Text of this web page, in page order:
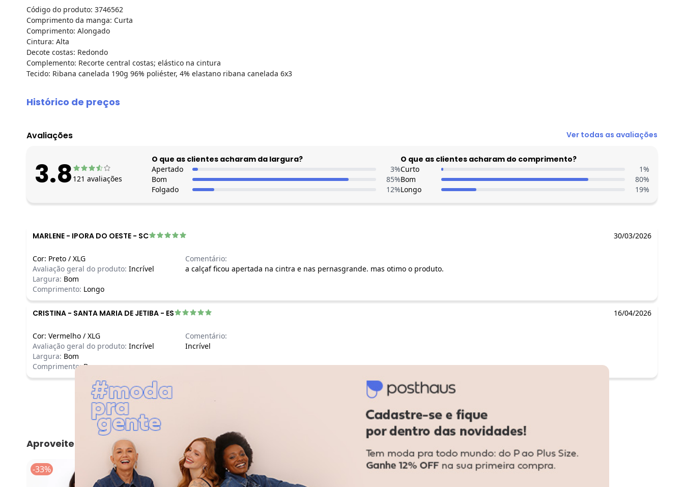
Código do produto: 3746562
Comprimento da manga: Curta
Comprimento: Alongado
Cintura: Alta
Decote costas: Redondo
Complemento: Recorte central costas; elástico na cintura
Tecido: Ribana canelada 190g 96% poliéster, 4% elastano ribana canelada 6x3
Histórico de preços
agosto/2026
R$ 89,99
maio/2026 R$ 89,99
abril/2026 R$ 99,99
R$ 89,99
fevereiro/2026 R$ 94,99
Avaliações Ver todas as avaliações
3.8 121 avaliações
O que as clientes acharam da largura?
Apertado 3%
Bom
85%
Folgado
12%
O que as clientes acharam do comprimento?
Curto 1%
Bom
80%
Longo
19%
MARLENE - IPORA DO OESTE - SC 30/03/2026
Cor: Preto / XLG
Avaliação geral do produto: Incrível
Largura: Bom
Comprimento: Longo
Comentário:
a calçaf ficou apertada na cintra e nas pernasgrande. mas otimo o produto.
CRISTINA - SANTA MARIA DE JETIBA - ES 16/04/2026
Cor: Vermelho / XLG
Avaliação geral do produto: Incrível
Largura: Bom
Comprimento:Bom
Comentário:
Incrível
Ver todas as avaliações
Aproveite e compre junto
-33% -66% -14%